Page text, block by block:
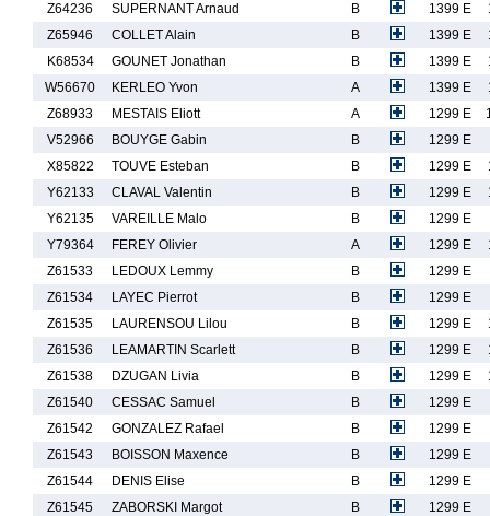
Z64236
SUPERNANT Arnaud B 1399 E
Z65946
COLLET Alain B 1399 E
K68534
GOUNET Jonathan B 1399 E
W56670
KERLEO Yvon A 1399 E
Z68933
MESTAIS Eliott A 1299 E
V52966
BOUYGE Gabin B
1299 E
X85822
TOUVE Esteban B 1299 E
Y62133
CLAVAL Valentin B 1299 E
Y62135
VAREILLE Malo B
1299 E
Y79364
FEREY Olivier A 1299 E
Z61533
LEDOUX Lemmy B
1299 E
Z61534
LAYEC Pierrot B
1299 E
Z61535
LAURENSOU Lilou B 1299 E
Z61536
LEAMARTIN Scarlett B 1299 E
Z61538
DZUGAN Livia B 1299 E
Z61540
CESSAC Samuel B
1299 E
Z61542
GONZALEZ Rafael B
1299 E
Z61543
BOISSON Maxence B
1299 E
Z61544
DENIS Elise B
1299 E
Z61545
ZABORSKI Margot B
1299 E